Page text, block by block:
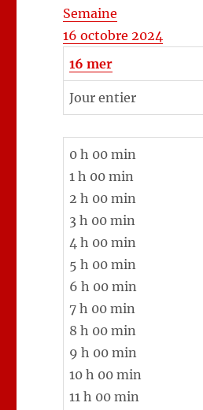
Semaine
16 octobre 2024
16 mer
Jour entier
0 h 00 min
1 h 00 min
2 h 00 min
3 h 00 min
4 h 00 min
5 h 00 min
6 h 00 min
7 h 00 min
8 h 00 min
9 h 00 min
10 h 00 min
11 h 00 min